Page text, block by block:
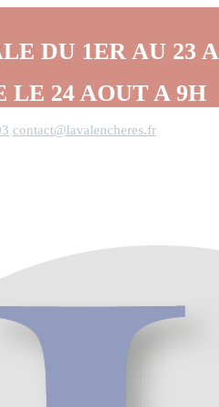
DU 1ER AU 23
LE 24 AOUT A 9H
contact@lavalencheres.fr